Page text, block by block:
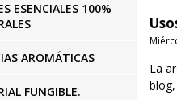
ESENCIALES 100%
AROMÁTICAS
FUNGIBLE.
La